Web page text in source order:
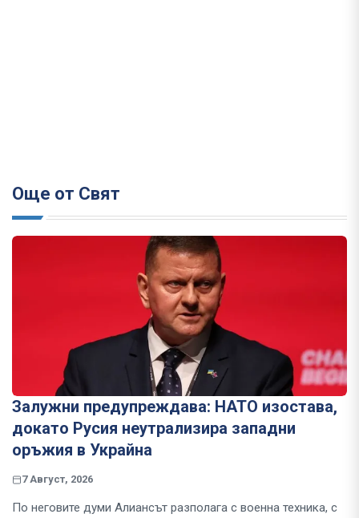
Още от Свят
Залужни предупреждава: НАТО изостава,
докато Русия неутрализира западни
оръжия в Украйна
7 Август, 2026
По неговите думи Алиансът разполага с военна техника, с